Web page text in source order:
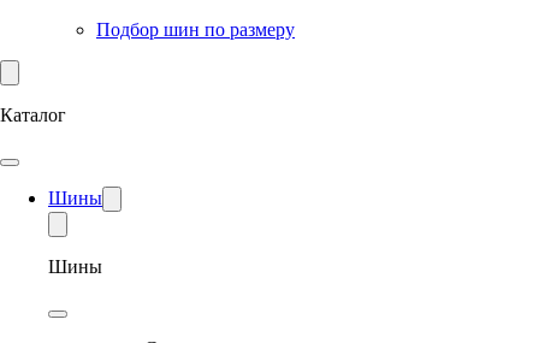
Подбор шин по размеру
Каталог
Шины
Шины